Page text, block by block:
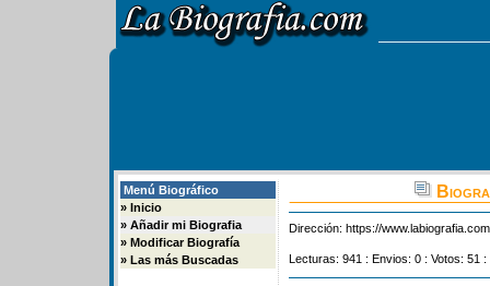
Menú Biográfico
» Inicio
» Añadir mi Biografia
» Modificar Biografía
» Las más Buscadas
Dirección: https://
Lecturas: 941 : Envios: 0 : Votos: 51